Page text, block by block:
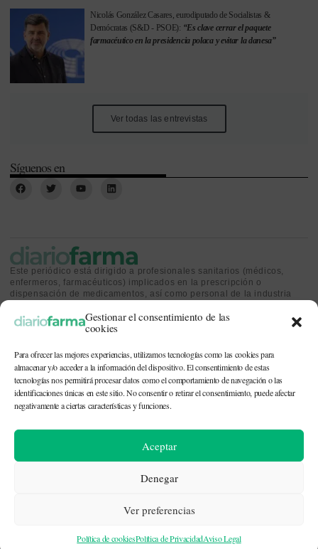
Gestionar el consentimiento de las
cookies
Para ofrecer las mejores experiencias, utilizamos tecnologías como las cookies para
almacenar y/o acceder a la información del dispositivo. El consentimiento de estas
tecnologías nos permitirá procesar datos como el comportamiento de navegación o las
identificaciones únicas en este sitio. No consentir o retirar el consentimiento, puede afectar
negativamente a ciertas características y funciones.
Aceptar
Denegar
Ver preferencias
Política de cookiesPolítica de PrivacidadAviso Legal
Nicolás González Casares, eurodiputado de Socialistas &
Demócratas (S&D - PSOE): “Es clave cerrar el paquete
farmacéutico en la presidencia polaca y evitar la danesa”
Ver todas las entrevistas
Síguenos en
Este periódico está dirigido a profesionales sanitarios (médicos,
enfermeros, farmacéuticos) implicados en la prescripción o
dispensación de medicamentos, así como personal de la industria
sanitaria.
CONTACTO Y QUIÉNES SOMOS|POLÍTICA DE COOKIES|POLÍTICA DE
© 2026. Todos los derechos reservados. |
| Recursos
fotográficos: depositphotos